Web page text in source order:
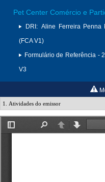
Pet Center Comércio e
DRI: Aline Ferreira Penna
(FCA V1)
Formulário de Referência -
V3